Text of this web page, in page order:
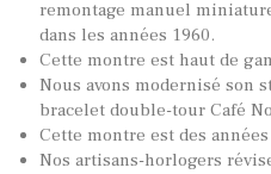
remontage manuel
dans les années 1960.
Cette montre est haut de
Nous avons modernisé son
bracelet double-tour Café
Cette montre est des années
Nos artisans-horlogers